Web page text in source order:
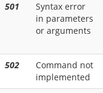
501
Syntax error
in parameters
or arguments
502
Command not
implemented